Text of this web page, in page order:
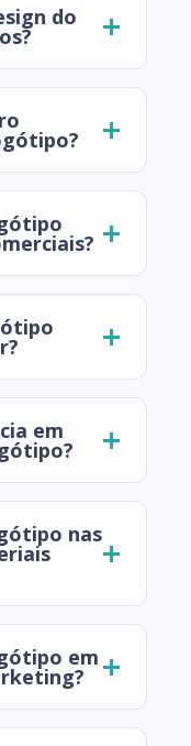
do
em
nas
em